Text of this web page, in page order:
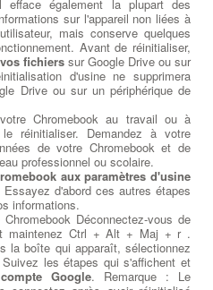
Il efface également la plupart des
sur l'appareil non liées à
mais conserve quelques
Avant de réinitialiser,
fichiers sur Google Drive ou sur
d'usine ne supprimera
Drive ou sur un périphérique de
Chromebook au travail ou à
réinitialiser. Demandez à votre
de votre Chromebook et de
professionnel ou scolaire.
aux paramètres d'usine
d'abord ces autres étapes
informations.
Déconnectez-vous de
maintenez Ctrl + Alt + Maj + r .
la boîte qui apparaît, sélectionnez
les étapes qui s'affichent et
Google. Remarque : Le